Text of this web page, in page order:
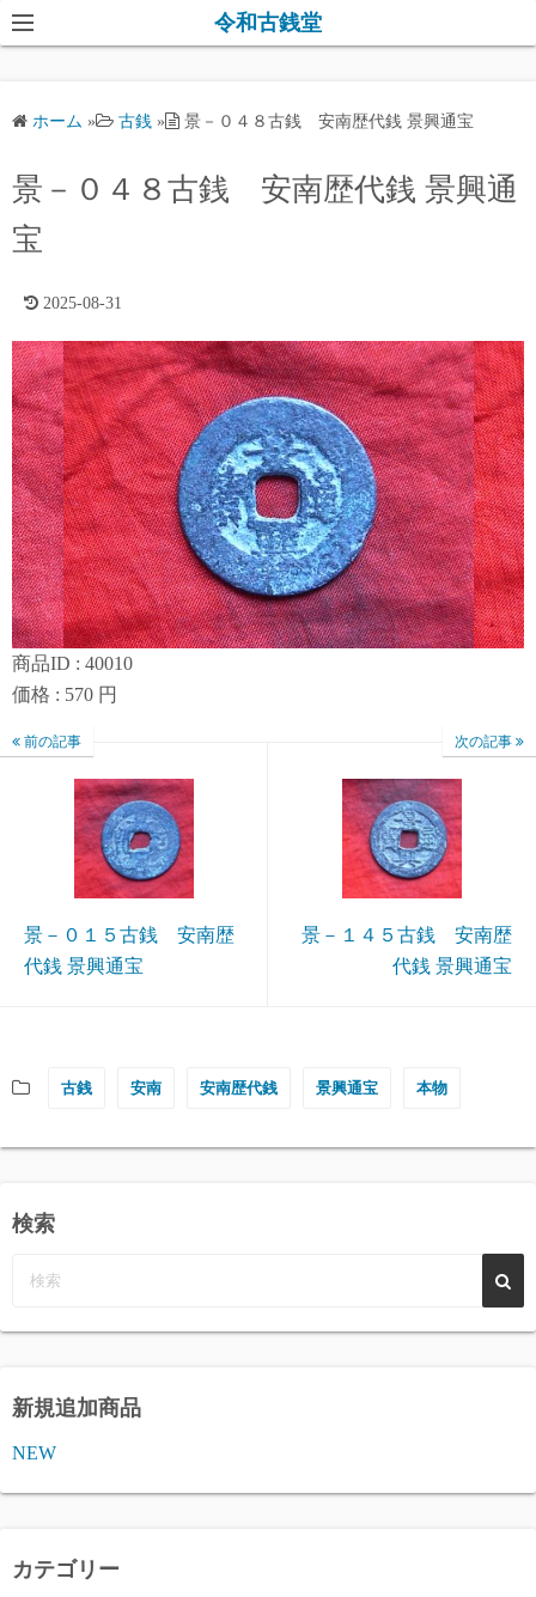
コ
ン
ス
キ
令和古銭堂
ホーム » 古銭 » 景－０４８古銭 安南歴代銭 景興通宝
景－０４８古銭 安南歴代銭 景興通
宝
2025-08-31
商品ID : 40010
価格 : 570 円
前の記事
景－０１５古銭 安南歴
代銭 景興通宝
次の記事
景－１４５古銭 安南歴
代銭 景興通宝
古銭 安南 安南歴代銭 景興通宝 本物
検索
新規追加商品
NEW
カテゴリー